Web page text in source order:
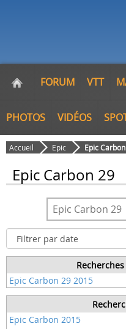
FORUM VTT
PHOTOS VIDÉOS
Accueil Epic Epic Carbon
Epic Carbon 29
Epic Carbon 29 2015
Epic Carbon 2015